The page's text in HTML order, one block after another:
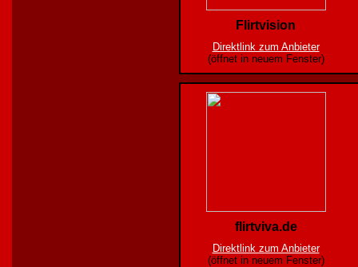
Flirtvision
Direktlink zum Anbieter
(öffnet in neuem Fenster)
flirtviva.de
Direktlink zum Anbieter
(öffnet in neuem Fenster)